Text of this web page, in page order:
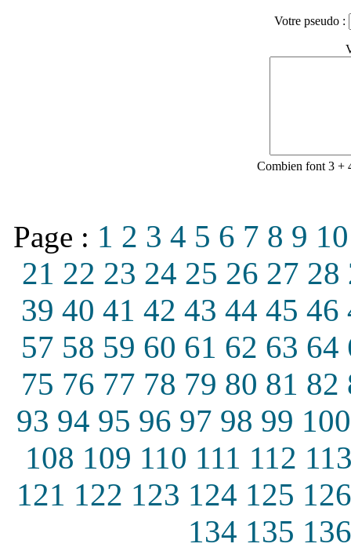
Votre pseudo :
Combien font 3 +
Page : 1 2 3 4 5 6 7 8 9 10
21 22 23 24 25 26 27 28
39 40 41 42 43 44 45 46
57 58 59 60 61 62 63 64
75 76 77 78 79 80 81 82
93 94 95 96 97 98 99 100
108 109 110 111 112
121 122 123 124 125 126
134 135 136